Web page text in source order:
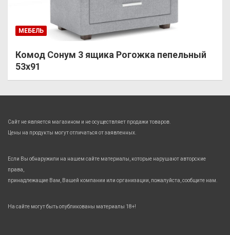
МЕБЕЛЬ
Комод Сонум 3 ящика Рогожка пепельный
53х91
Сайт не является магазином и не осуществляет продажи товаров.
Цены на продукты могут отличаться от заявленных.
Если Вы обнаружили на нашем сайте материалы, которые нарушают авторские
права,
принадлежащие Вам, Вашей компании или организации, пожалуйста, сообщите нам.
На сайте могут быть опубликованы материалы 18+!